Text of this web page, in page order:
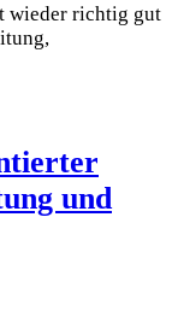
wieder richtig gut
und